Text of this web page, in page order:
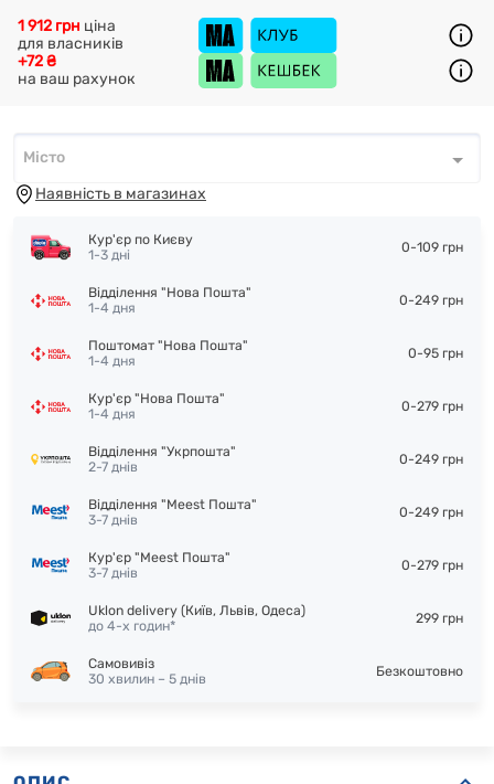
+72 ₴
на ваш рахунок
1 912 грн ціна
для власників
Місто*
Місто
Наявність в магазинах
Кур'єр по Києву
1-3 дні
0-109 грн
Відділення "Нова Пошта"
1-4 дня
0-249 грн
Поштомат "Нова Пошта"
1-4 дня
0-95 грн
Кур'єр "Нова Пошта"
1-4 дня
0-279 грн
Відділення "Укрпошта"
2-7 днів
0-249 грн
Відділення "Meest Пошта"
3-7 днів
0-249 грн
Кур'єр "Meest Пошта"
3-7 днів
0-279 грн
Uklon delivery (Київ, Львів, Одеса)
до 4-х годин*
299 грн
Самовивіз
30 хвилин – 5 днів
Безкоштовно